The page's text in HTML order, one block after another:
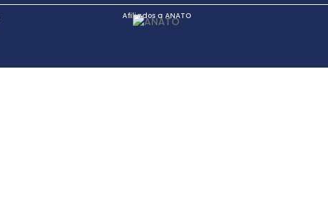
Afiliados a ANATO